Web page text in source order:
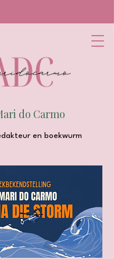
do Carmo
en boekwurm